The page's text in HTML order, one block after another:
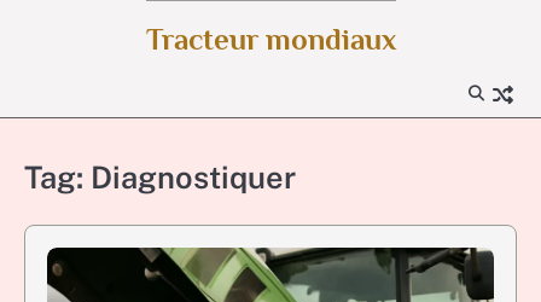
Tracteur mondiaux
Tag: Diagnostiquer